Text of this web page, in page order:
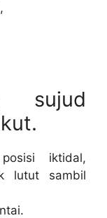
sujud
iktidal,
lutut sambil